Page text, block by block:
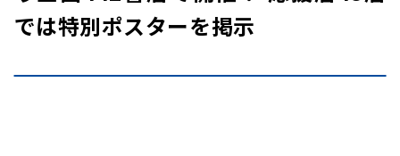
では特別ポスターを掲示